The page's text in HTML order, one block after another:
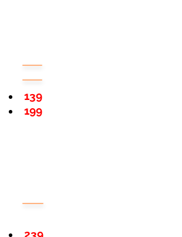
199
139
239